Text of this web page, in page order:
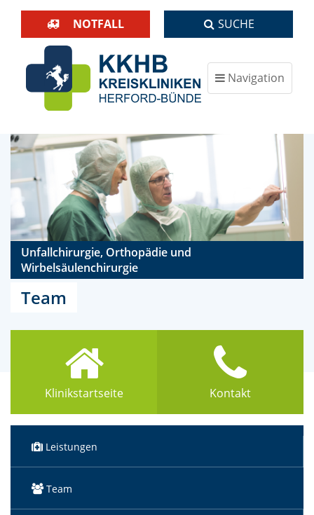
NOTFALL SUCHE
Navigation
ein-/ausblenden
Unfallchirurgie, Orthopädie und
Wirbelsäulenchirurgie
Team
Klinikstartseite Kontakt
Leistungen
Team